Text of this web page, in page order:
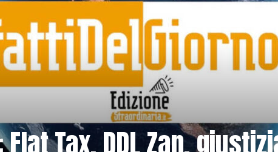
Tax, DDL Zan,